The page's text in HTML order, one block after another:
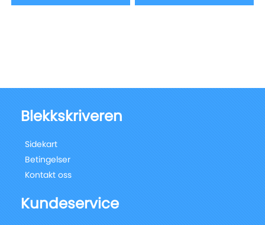
Blekkskriveren
Sidekart
Betingelser
Kontakt oss
Kundeservice